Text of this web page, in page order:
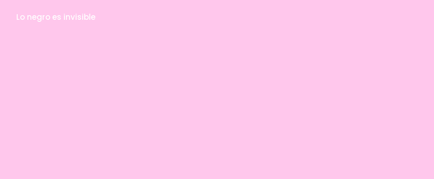
Lo negro es invisible